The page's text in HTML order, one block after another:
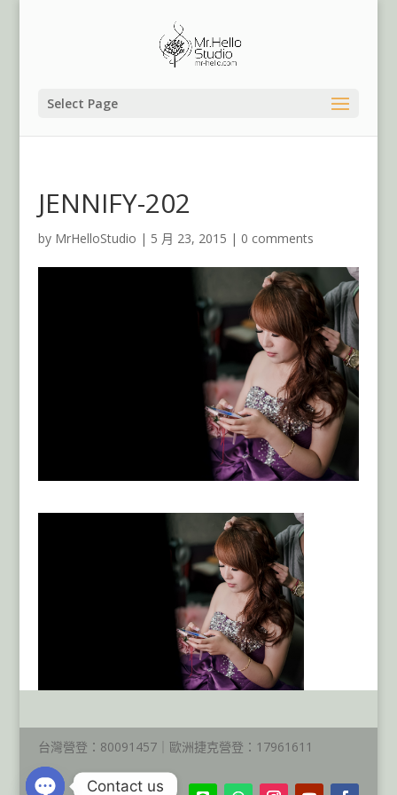
Select Page
JENNIFY-202
by MrHelloStudio | 5 月 23, 2015 | 0 comments
台灣營登：80091457｜歐洲捷克營登：17961611
Contact us